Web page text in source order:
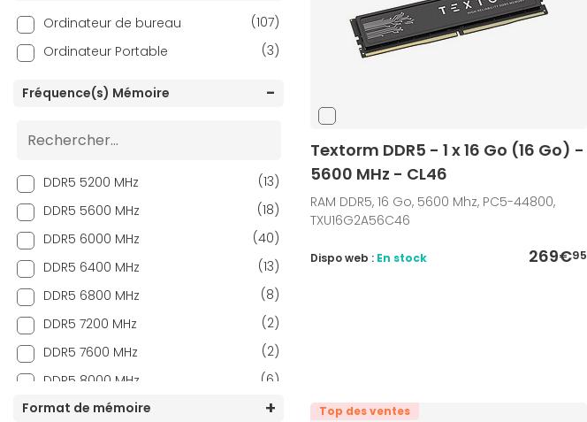
Ordinateur de bureau
(107)
Ordinateur Portable
(3)
Fréquence(s) Mémoire
DDR5 5200 MHz
(13)
DDR5 5600 MHz
(18)
DDR5 6000 MHz
(40)
DDR5 6400 MHz
(13)
DDR5 6800 MHz
(8)
DDR5 7200 MHz
(2)
DDR5 7600 MHz
(2)
DDR5 8000 MHz
(6)
DDR5 8200 MHz
(2)
Format de mémoire
Textorm DDR5 - 1 x 16 Go (16 Go) -
5600 MHz - CL46
RAM DDR5, 16 Go, 5600 Mhz, PC5-44800,
TXU16G2A56C46
269€95
Dispo web : En stock
Top des ventes